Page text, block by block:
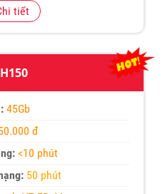
tiết
45Gb
đ
<10 phút
50 phút